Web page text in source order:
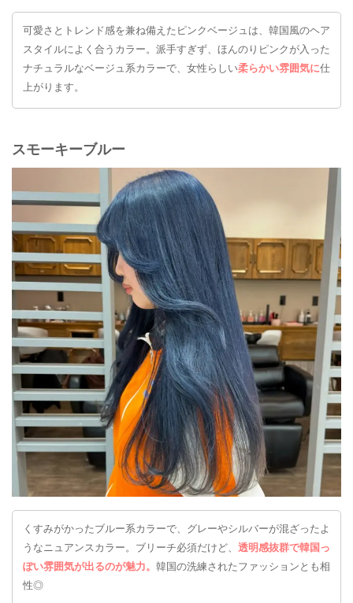
可愛さとトレンド感を兼ね備えたピンクベージュは、韓国風のヘア
スタイルによく合うカラー。派手すぎず、ほんのりピンクが入った
ナチュラルなベージュ系カラーで、女性らしい柔らかい雰囲気に仕
上がります。
スモーキーブルー
くすみがかったブルー系カラーで、グレーやシルバーが混ざったよ
うなニュアンスカラー。ブリーチ必須だけど、 透明感抜群で韓国っ
ぽい雰囲気が出るのが魅力。 韓国の洗練されたファッションとも相
性◎